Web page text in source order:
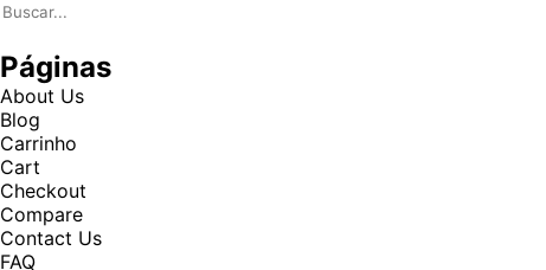
Páginas
About Us
Blog
Carrinho
Cart
Checkout
Compare
Contact Us
FAQ